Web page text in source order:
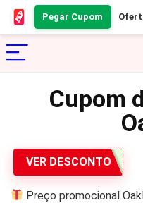
Pegar Cupom
Cupom
VER DESCONTO
Preço promocional